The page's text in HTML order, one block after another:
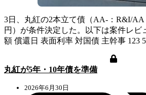
3日、丸紅の2本立て債（AA-：R&I/AA
円）が条件決定した。以下は案件レビ
額 償還日 表面利率 対国債 主幹事 123
丸紅が5年・10年債を準備
2026年6月30日